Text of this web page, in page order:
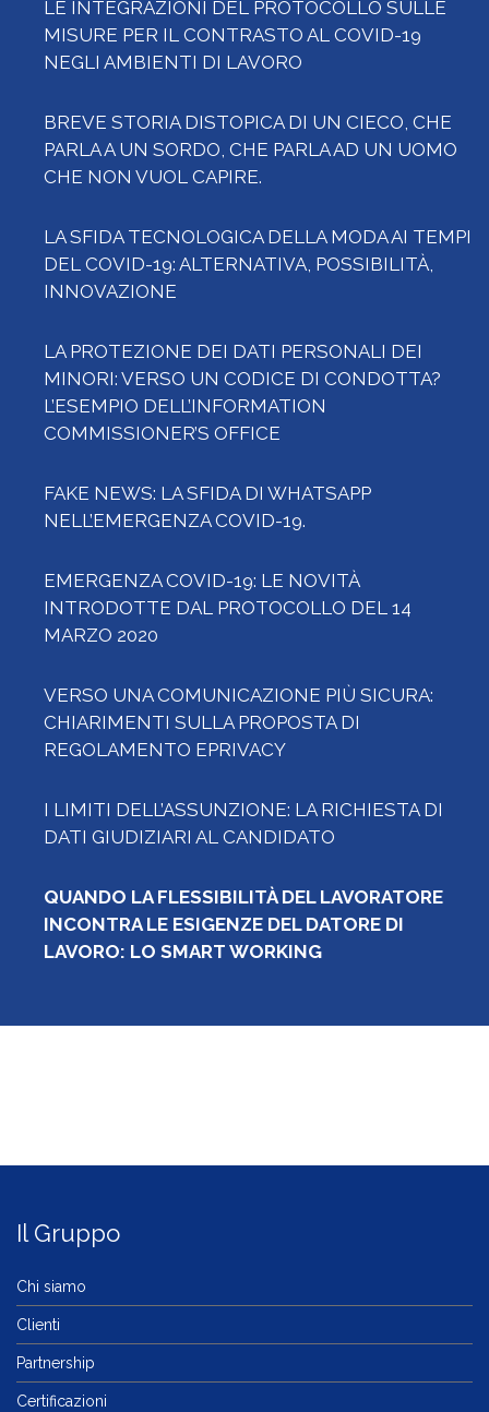
LE INTEGRAZIONI DEL PROTOCOLLO SULLE
MISURE PER IL CONTRASTO AL COVID-19
NEGLI AMBIENTI DI LAVORO
BREVE STORIA DISTOPICA DI UN CIECO, CHE
PARLA A UN SORDO, CHE PARLA AD UN UOMO
CHE NON VUOL CAPIRE.
LA SFIDA TECNOLOGICA DELLA MODA AI TEMPI
DEL COVID-19: ALTERNATIVA, POSSIBILITÀ,
INNOVAZIONE
LA PROTEZIONE DEI DATI PERSONALI DEI
MINORI: VERSO UN CODICE DI CONDOTTA?
L’ESEMPIO DELL’INFORMATION
COMMISSIONER’S OFFICE
FAKE NEWS: LA SFIDA DI WHATSAPP
NELL’EMERGENZA COVID-19.
EMERGENZA COVID-19: LE NOVITÀ
INTRODOTTE DAL PROTOCOLLO DEL 14
MARZO 2020
VERSO UNA COMUNICAZIONE PIÙ SICURA:
CHIARIMENTI SULLA PROPOSTA DI
REGOLAMENTO EPRIVACY
I LIMITI DELL’ASSUNZIONE: LA RICHIESTA DI
DATI GIUDIZIARI AL CANDIDATO
QUANDO LA FLESSIBILITÀ DEL LAVORATORE
INCONTRA LE ESIGENZE DEL DATORE DI
LAVORO: LO SMART WORKING
Il Gruppo
Chi siamo
Clienti
Partnership
Certificazioni